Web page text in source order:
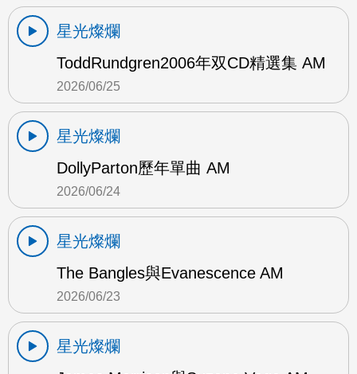
星光燦爛
ToddRundgren2006年双CD精選集 AM
2026/06/25
星光燦爛
DollyParton歷年單曲 AM
2026/06/24
星光燦爛
The Bangles與Evanescence AM
2026/06/23
星光燦爛